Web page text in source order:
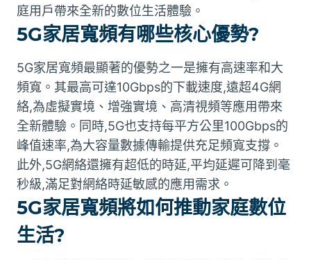
庭用戶帶來全新的數位生活體驗。
5G家居寬頻有哪些核心優勢?
5G家居寬頻最顯著的優勢之一是擁有高速率和大
頻寬。其最高可達10Gbps的下載速度,遠超4G網
絡,為虛擬實境、增強實境、高清視頻等應用帶來
全新體驗。同時,5G也支持每平方公里100Gbps的
峰值速率,為大容量數據傳輸提供充足頻寬支撐。
此外,5G網絡還擁有超低的時延,平均延遲可降到毫
秒級,滿足對網絡時延敏感的應用需求。
5G家居寬頻將如何推動家庭數位
生活?